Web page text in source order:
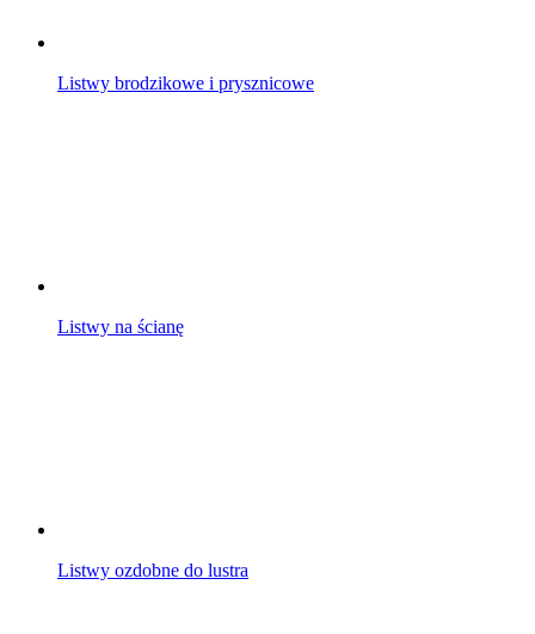
Listwy brodzikowe i prysznicowe
Listwy na ścianę
Listwy ozdobne do lustra